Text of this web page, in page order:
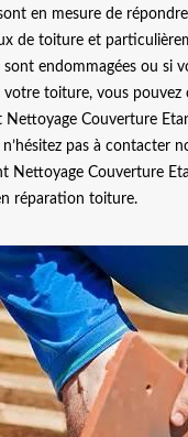
en mesure de
de toiture et
endommagées ou si
toiture, vous pouvez
Couverture
pas à contacter
Nettoyage Couverture
réparation toiture.